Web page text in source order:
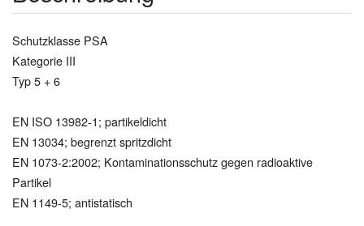
Schutzklasse PSA
Kategorie III
Typ 5 + 6
EN ISO 13982-1; partikeldicht
EN 13034; begrenzt spritzdicht
EN 1073-2:2002; Kontaminationsschutz gegen radioaktive
Partikel
EN 1149-5; antistatisch